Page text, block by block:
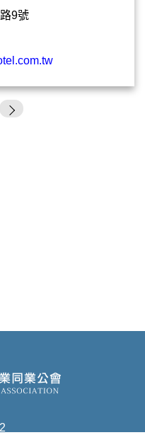
9號